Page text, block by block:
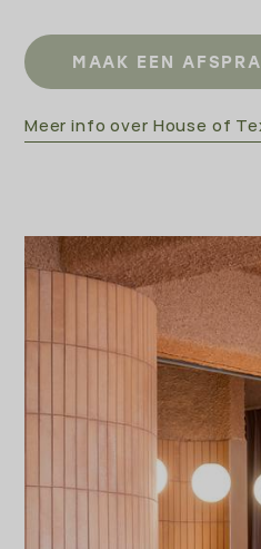
MAAK EEN
Meer info over House of